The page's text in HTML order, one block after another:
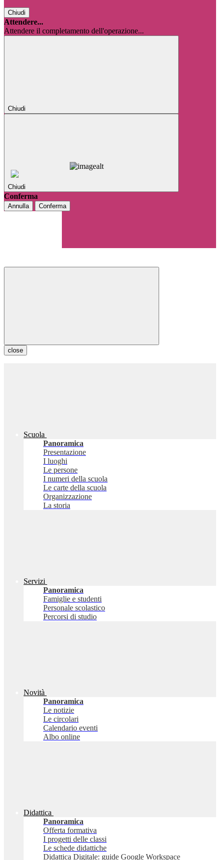
Chiudi
Attendere...
Attendere il completamento dell'operazione...
Chiudi
Chiudi
Conferma
Annulla Conferma
close
Scuola
Panoramica
Presentazione
I luoghi
Le persone
I numeri della scuola
Le carte della scuola
Organizzazione
La storia
Servizi
Panoramica
Famiglie e studenti
Personale scolastico
Percorsi di studio
Novità
Panoramica
Le notizie
Le circolari
Calendario eventi
Albo online
Didattica
Panoramica
Offerta formativa
I progetti delle classi
Le schede didattiche
Didattica Digitale: guide Google Workspace